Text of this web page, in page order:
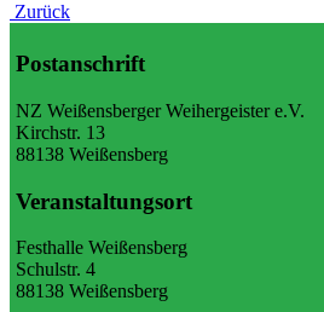
Zurück
Postanschrift
NZ Weißensberger Weihergeister e.V.
Kirchstr. 13
88138 Weißensberg
Veranstaltungsort
Festhalle Weißensberg
Schulstr. 4
88138 Weißensberg